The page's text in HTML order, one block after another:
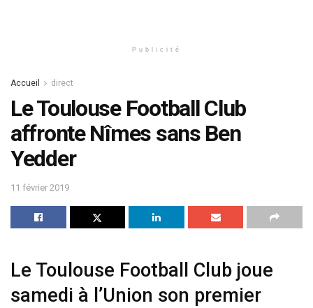
Publicité
Accueil direct
Le Toulouse Football Club
affronte Nîmes sans Ben
Yedder
11 février 2019
Le Toulouse Football Club joue
samedi à l’Union son premier